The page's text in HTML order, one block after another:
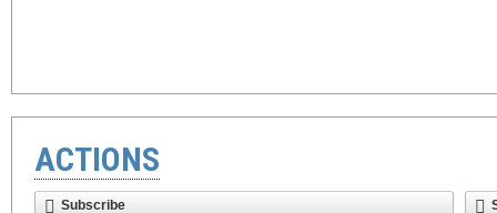
ACTIONS
Subscribe